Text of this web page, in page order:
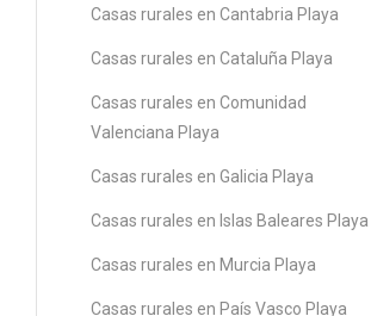
Casas rurales en Cantabria Playa
Casas rurales en Cataluña Playa
Casas rurales en Comunidad
Valenciana Playa
Casas rurales en Galicia Playa
Casas rurales en Islas Baleares Playa
Casas rurales en Murcia Playa
Casas rurales en País Vasco Playa